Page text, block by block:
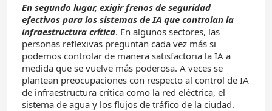
En segundo lugar, exigir frenos de seguridad
efectivos para los sistemas de IA que controlan la
infraestructura crítica. En algunos sectores, las
personas reflexivas preguntan cada vez más si
podemos controlar de manera satisfactoria la IA a
medida que se vuelve más poderosa. A veces se
plantean preocupaciones con respecto al control de IA
de infraestructura crítica como la red eléctrica, el
sistema de agua y los flujos de tráfico de la ciudad.